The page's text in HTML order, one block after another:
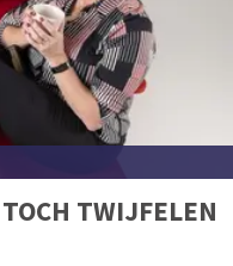
TWIJFELEN